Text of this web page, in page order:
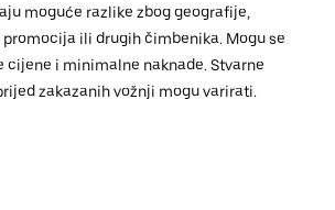
moguće razlike zbog geografije,
ili drugih čimbenika. Mogu se
i minimalne naknade. Stvarne
zakazanih vožnji mogu varirati.